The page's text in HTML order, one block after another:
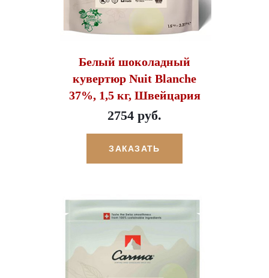
Белый шоколадный
кувертюр Nuit Blanche
37%, 1,5 кг, Швейцария
2754 руб.
ЗАКАЗАТЬ